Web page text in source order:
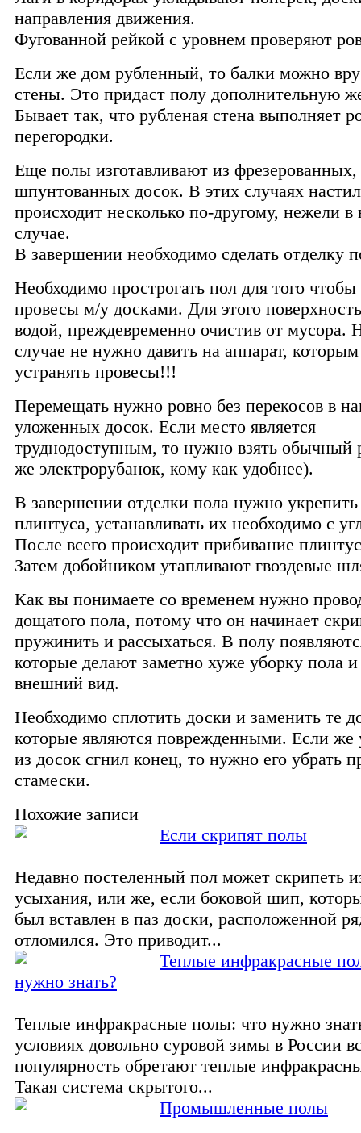
направления движения.
Фугованной рейкой с уровнем проверяют
Если же дом рубленный, то балки можно
стены. Это придаст полу дополнительную
Бывает так, что рубленая стена выполняет
перегородки.
Еще полы изготавливают из фрезерованных,
шпунтованных досок. В этих случаях
происходит несколько по-другому, нежели
случае.
В завершении необходимо сделать отделку
Необходимо прострогать пол для того чтобы
провесы м/у досками. Для этого
водой, преждевременно очистив от мусора.
случае не нужно давить на аппарат,
устранять провесы!!!
Перемещать нужно ровно без перекосов в
уложенных досок. Если место является
труднодоступным, то нужно взять обычный
же электрорубанок, кому как удобнее).
В завершении отделки пола нужно укрепить
плинтуса, устанавливать их необходимо с
После всего происходит прибивание
Затем добойником утапливают гвоздевые
Как вы понимаете со временем нужно
дощатого пола, потому что он начинает
пружинить и рассыхаться. В полу
которые делают заметно хуже уборку пола
внешний вид.
Необходимо сплотить доски и заменить те
которые являются поврежденными. Если же
из досок сгнил конец, то нужно его убрать
стамески.
Похожие записи
Если скрипят полы
Недавно постеленный пол может скрипеть
усыхания, или же, если боковой шип,
был вставлен в паз доски, расположенной
отломился. Это приводит...
Теплые инфракрасные
нужно знать?
Теплые инфракрасные полы: что нужно
условиях довольно суровой зимы в России
популярность обретают теплые
Такая система скрытого...
Промышленные полы